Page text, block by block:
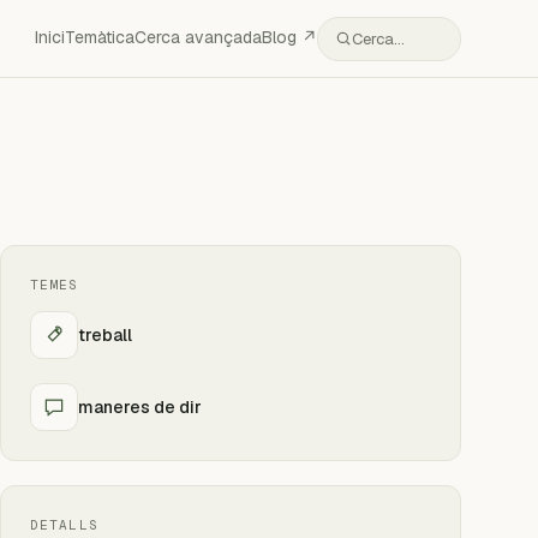
IniciTemàticaCerca avançadaBlog ↗ Cerca…
TEMES
treball
maneres de dir
DETALLS